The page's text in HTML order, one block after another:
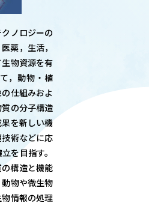
OUR OPEN
学問探求セミナー
ノロジーの
薬，生活，
物資源を有
，動物・植
仕組みおよ
の分子構造
を新しい機
術などに応
を目指す。
構造と機能
物や微生物
情報の処理